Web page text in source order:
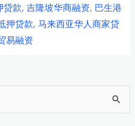
贷款, 吉隆坡华商融资, 巴生港
押贷款, 马来西亚华人商家贷
易融资